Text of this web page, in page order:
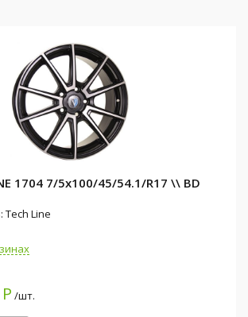
1704 7/5x100/45/54.1/R17 \\ BD
Line
/шт.